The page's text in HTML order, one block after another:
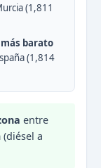
(1,811
barato
(1,814
entre
a